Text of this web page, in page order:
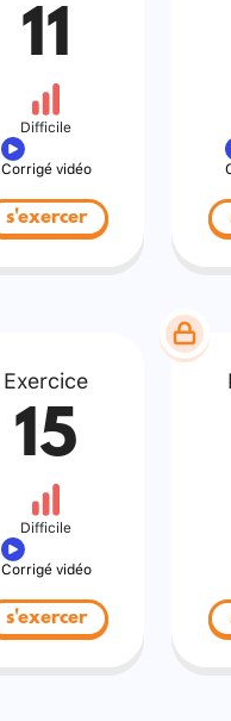
11
Difficile
Corrigé vidéo
s'exercer
Exercice
15
Difficile
Corrigé vidéo
s'exercer